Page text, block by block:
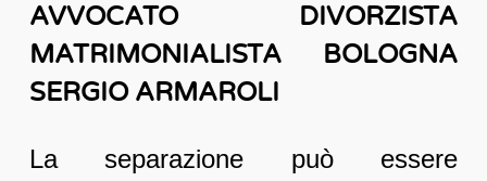
AVVOCATO DIVORZISTA
MATRIMONIALISTA BOLOGNA
SERGIO ARMAROLI
La separazione può essere